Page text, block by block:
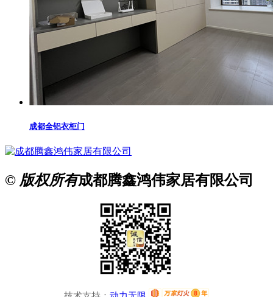
成都全铝衣柜门
© 版权所有成都腾鑫鸿伟家居有限公司